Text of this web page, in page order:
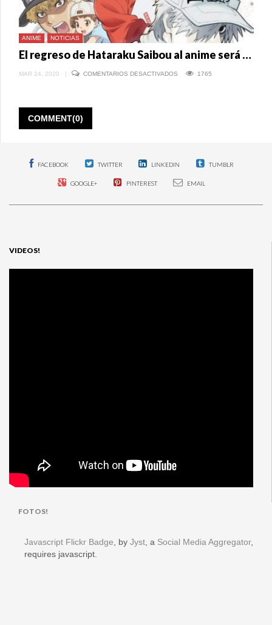
ANIME NOTICIAS
El regreso de Hataraku Saibou al anime será en 2021
MAR 24, 2020 | COMENTARIOS DESACTIVADOS 1765
COMMENT(0)
FACEBOOK TWITTER LINKEDIN TUMBLR
GOOGLE+ PINTEREST EMAIL
VIDEOS!
FOTOS!
Javascript Flickr Badge , by Jyst , a Social Media Aggregator,
requires javascript.